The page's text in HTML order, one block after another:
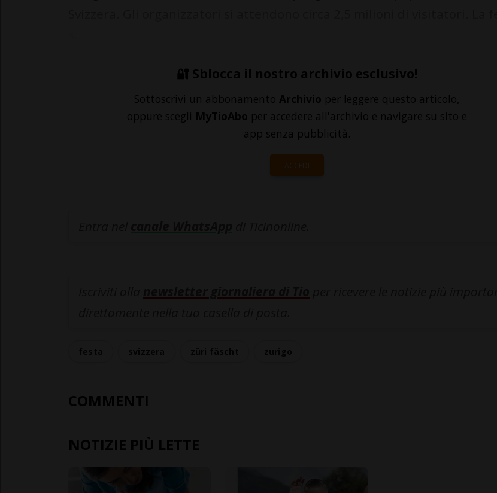
🔐 Sblocca il nostro archivio esclusivo!
Sottoscrivi un abbonamento Archivio per leggere questo articolo,
oppure scegli MyTioAbo per accedere all'archivio e navigare su sito e
app senza pubblicità.
ACCEDI
COMMENTI
NOTIZIE PIÙ LETTE